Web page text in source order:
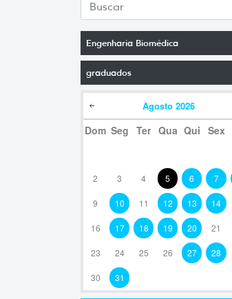
Engenharia Biomédica
graduados
Agosto 2026
Dom Seg Ter Qua Qui Sex
2 3 4 5 6 7
9 10 11 12 13 14
16 17 18 19 20 21
23 24 25 26 27 28
30 31